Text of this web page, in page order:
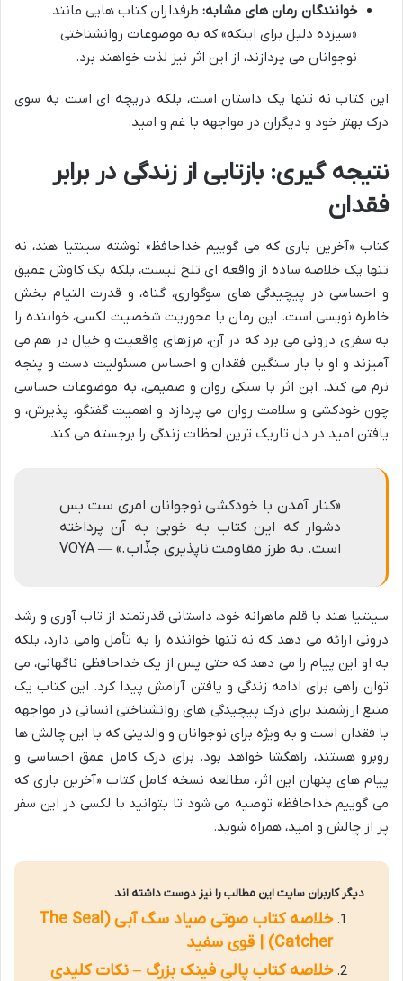
خوانندگان رمان های مشابه: طرفداران کتاب هایی مانند
«سیزده دلیل برای اینکه» که به موضوعات روانشناختی
نوجوانان می پردازند، از این اثر نیز لذت خواهند برد.
این کتاب نه تنها یک داستان است، بلکه دریچه ای است به سوی
درک بهتر خود و دیگران در مواجهه با غم و امید.
نتیجه گیری: بازتابی از زندگی در برابر
فقدان
کتاب «آخرین باری که می گوییم خداحافظ» نوشته سینتیا هند، نه
تنها یک خلاصه ساده از واقعه ای تلخ نیست، بلکه یک کاوش عمیق
و احساسی در پیچیدگی های سوگواری، گناه، و قدرت التیام بخش
خاطره نویسی است. این رمان با محوریت شخصیت لکسی، خواننده را
به سفری درونی می برد که در آن، مرزهای واقعیت و خیال در هم می
آمیزند و او با بار سنگین فقدان و احساس مسئولیت دست و پنجه
نرم می کند. این اثر با سبکی روان و صمیمی، به موضوعات حساسی
چون خودکشی و سلامت روان می پردازد و اهمیت گفتگو، پذیرش، و
یافتن امید در دل تاریک ترین لحظات زندگی را برجسته می کند.
«کنار آمدن با خودکشی نوجوانان امری ست بس
دشوار که این کتاب به خوبی به آن پرداخته
است. به طرز مقاومت ناپذیری جذّاب.» — VOYA
سینتیا هند با قلم ماهرانه خود، داستانی قدرتمند از تاب آوری و رشد
درونی ارائه می دهد که نه تنها خواننده را به تأمل وامی دارد، بلکه
به او این پیام را می دهد که حتی پس از یک خداحافظی ناگهانی، می
توان راهی برای ادامه زندگی و یافتن آرامش پیدا کرد. این کتاب یک
منبع ارزشمند برای درک پیچیدگی های روانشناختی انسانی در مواجهه
با فقدان است و به ویژه برای نوجوانان و والدینی که با این چالش ها
روبرو هستند، راهگشا خواهد بود. برای درک کامل عمق احساسی و
پیام های پنهان این اثر، مطالعه نسخه کامل کتاب «آخرین باری که
می گوییم خداحافظ» توصیه می شود تا بتوانید با لکسی در این سفر
پر از چالش و امید، همراه شوید.
دیگر کاربران سایت این مطالب را نیز دوست داشته اند
خلاصه کتاب صوتی صیاد سگ آبی (The Seal
Catcher) | قوی سفید
خلاصه کتاب پالی فینک بزرگ – نکات کلیدی